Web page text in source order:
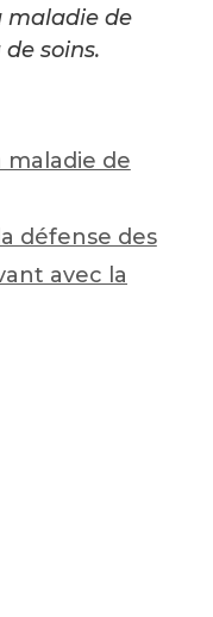
maladie de
soins.
maladie de
défense des
avec la